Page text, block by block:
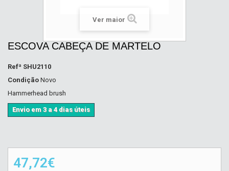
Ver maior
ESCOVA CABEÇA DE MARTELO
Refª SHU2110
Condição Novo
Hammerhead brush
Envio em 3 a 4 dias úteis
47,72€